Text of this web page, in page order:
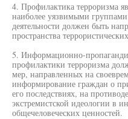
4. Профилактика терроризма
наиболее уязвимыми
деятельности должен быть
пространства
5. Информационно-
профилактики терроризма
мер, направленных на
информирование граждан о
его последствиях, на
экстремистской идеологии в
общечеловеческих ценностей.